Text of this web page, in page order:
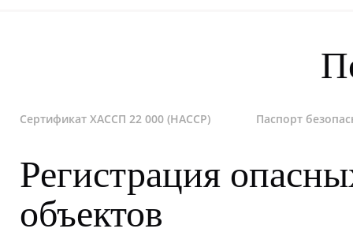
Сертификат ХАССП 22 000 (HACCP) Паспорт
Регистрация
объектов